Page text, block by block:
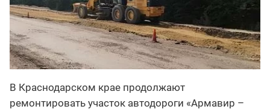
В Краснодарском крае продолжают
ремонтировать участок автодороги «Армавир –